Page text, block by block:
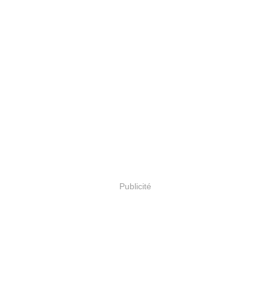
Publicité